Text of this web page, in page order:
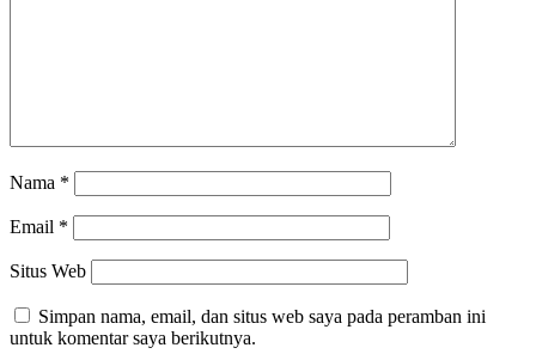
Nama *
Email *
Situs Web
Simpan nama, email, dan situs web saya pada peramban ini
untuk komentar saya berikutnya.